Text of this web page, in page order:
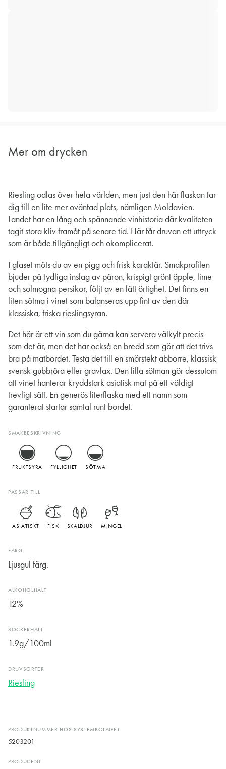
Mer om drycken
PRODUKTNUMMER HOS SYSTEMBOLAGET
5203201
PRODUCENT
Riesling odlas över hela världen, men just den här flaskan tar
dig till en lite mer oväntad plats, nämligen Moldavien.
Landet har en lång och spännande vinhistoria där kvaliteten
tagit stora kliv framåt på senare tid. Här får druvan ett uttryck
som är både tillgängligt och okomplicerat.
I glaset möts du av en pigg och frisk karaktär. Smakprofilen
bjuder på tydliga inslag av päron, krispigt grönt äpple, lime
och solmogna persikor, följt av en lätt örtighet. Det finns en
liten sötma i vinet som balanseras upp fint av den där
klassiska, friska rieslingsyran.
Det här är ett vin som du gärna kan servera välkylt precis
som det är, men det har också en bredd som gör att det trivs
bra på matbordet. Testa det till en smörstekt abborre, klassisk
svensk gubbröra eller gravlax. Den lilla sötman gör dessutom
att vinet hanterar kryddstark asiatisk mat på ett väldigt
trevligt sätt. En generös literflaska med ett namn som
garanterat startar samtal runt bordet.
SMAKBESKRIVNING
FRUKTSYRA FYLLIGHET SÖTMA
PASSAR TILL
ASIATISKT FISK SKALDJUR MINGEL
FÄRG
Ljusgul färg.
ALKOHOLHALT
12%
SOCKERHALT
1.9g/100ml
DRUVSORTER
Riesling